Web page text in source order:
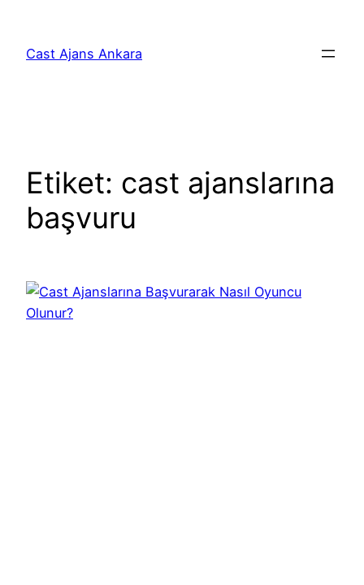
Cast Ajans Ankara
Etiket: cast ajanslarına
başvuru